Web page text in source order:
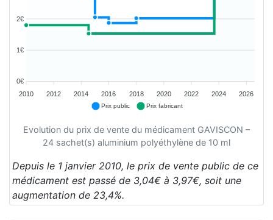
2€
1€
0€
2010
2012 2014 2016 2018 2020 2022 2024 2026
Prix public Prix fabricant
Evolution du prix de vente du médicament GAVISCON –
24 sachet(s) aluminium polyéthylène de 10 ml
Depuis le 1 janvier 2010, le prix de vente public de ce
médicament est passé de 3,04€ à 3,97€, soit une
augmentation de 23,4%.